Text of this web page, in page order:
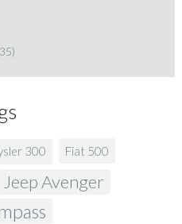
300 Fiat 500
Jeep Avenger